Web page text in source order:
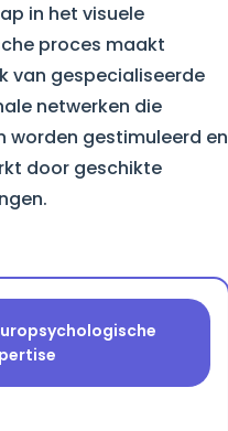
in het visuele
proces maakt
van gespecialiseerde
netwerken die
worden gestimuleerd en
door geschikte